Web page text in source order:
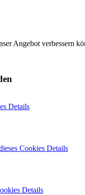
Angebot verbessern
Details
Cookies Details
Details